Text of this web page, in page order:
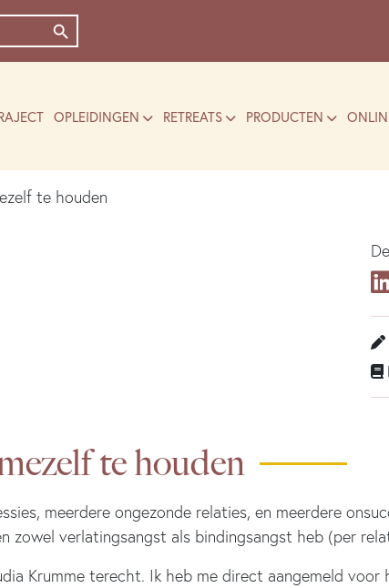
Zoekknop
OPLEIDINGEN RETREATS PRODUCTEN
te houden
te houden
meerdere ongezonde relaties, en meerdere
zowel verlatingsangst als bindingsangst heb (per
Krumme terecht. Ik heb me direct aangemeld